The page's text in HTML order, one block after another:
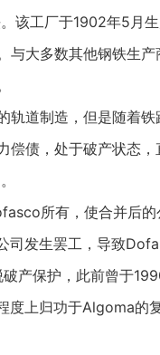
该工厂于1902年5月
与大多数其他钢铁生
道制造，但是随着铁
偿债，处于破产状态
所有，使合并后的
发生罢工，导致
产保护，此前曾于
上归功于Algoma的